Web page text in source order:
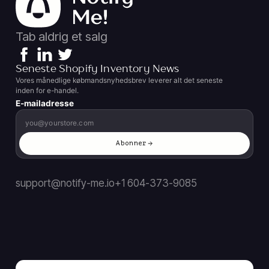
Tab aldrig et salg
Seneste Shopify Inventory News
Vores månedlige købmandsnyhedsbrev leverer alt det seneste
inden for e-handel.
E-mailadresse
Abonner
support@notify-me.io+1 604-373-9085